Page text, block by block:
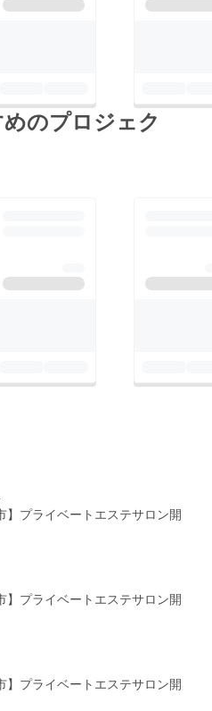
す
一
しのプロジェク
プライベートエステサロン開
プライベートエステサロン開
プライベートエステサロン開